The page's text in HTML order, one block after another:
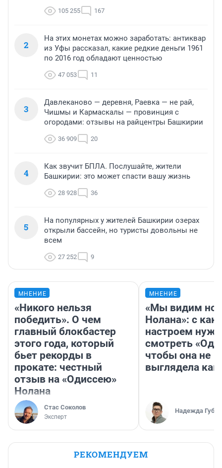
105 255 167
2
На этих монетах можно заработать: антиквар
из Уфы рассказал, какие редкие деньги 1961
по 2016 год обладают ценностью
47 053 11
3
Давлеканово — деревня, Раевка — не рай,
Чишмы и Кармаскалы — провинция с
огородами: отзывы на райцентры Башкирии
36 909 20
4
Как звучит БПЛА. Послушайте, жители
Башкирии: это может спасти вашу жизнь
28 928 36
5
На популярных у жителей Башкирии озерах
открыли бассейн, но туристы довольны не
всем
27 252 9
МНЕНИЕ
«Никого нельзя
победить». О чем
главный блокбастер
этого года, который
бьет рекорды в
прокате: честный
отзыв на «Одиссею»
Нолана
Стас Соколов
Эксперт
МНЕНИЕ
«Мы видим
Нолана»: с
настроем
смотреть
чтобы она не
выглядела как
Надежда
РЕКОМЕНДУЕМ